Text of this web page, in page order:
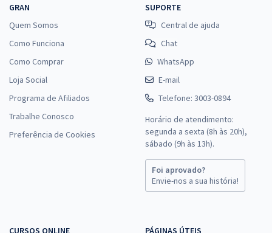
GRAN
Quem Somos
Como Funciona
Como Comprar
Loja Social
Programa de Afiliados
Trabalhe Conosco
Preferência de Cookies
SUPORTE
Central de ajuda
Chat
WhatsApp
E-mail
Telefone: 3003-0894
Horário de atendimento:
segunda a sexta (8h às 20h),
sábado (9h às 13h).
Foi aprovado?
Envie-nos a sua história!
CURSOS ONLINE PÁGINAS ÚTEIS